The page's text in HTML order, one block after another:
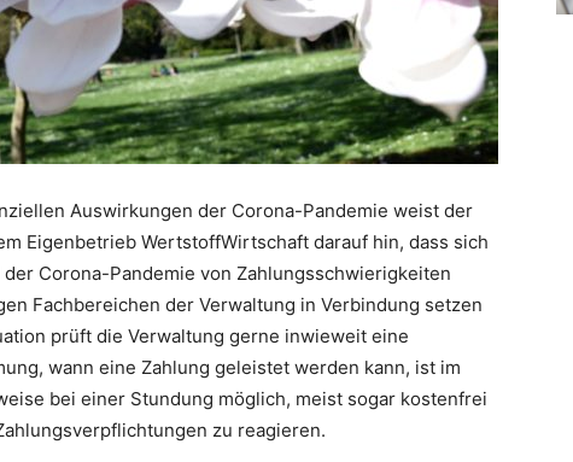
Auswirkungen der Corona-Pandemie weist der
Eigenbetrieb WertstoffWirtschaft darauf hin, dass sich
Corona-Pandemie von Zahlungsschwierigkeiten
Fachbereichen der Verwaltung in Verbindung setzen
prüft die Verwaltung gerne inwieweit eine
wann eine Zahlung geleistet werden kann, ist im
bei einer Stundung möglich, meist sogar kostenfrei
zu reagieren.